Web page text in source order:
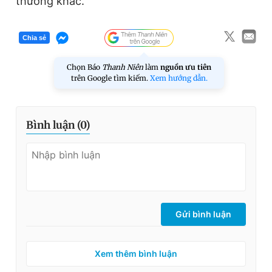
Chia sẻ
Chọn Báo Thanh Niên làm nguồn ưu tiên
trên Google tìm kiếm. Xem hướng dẫn.
Bình luận (0)
Gửi bình luận
Xem thêm bình luận